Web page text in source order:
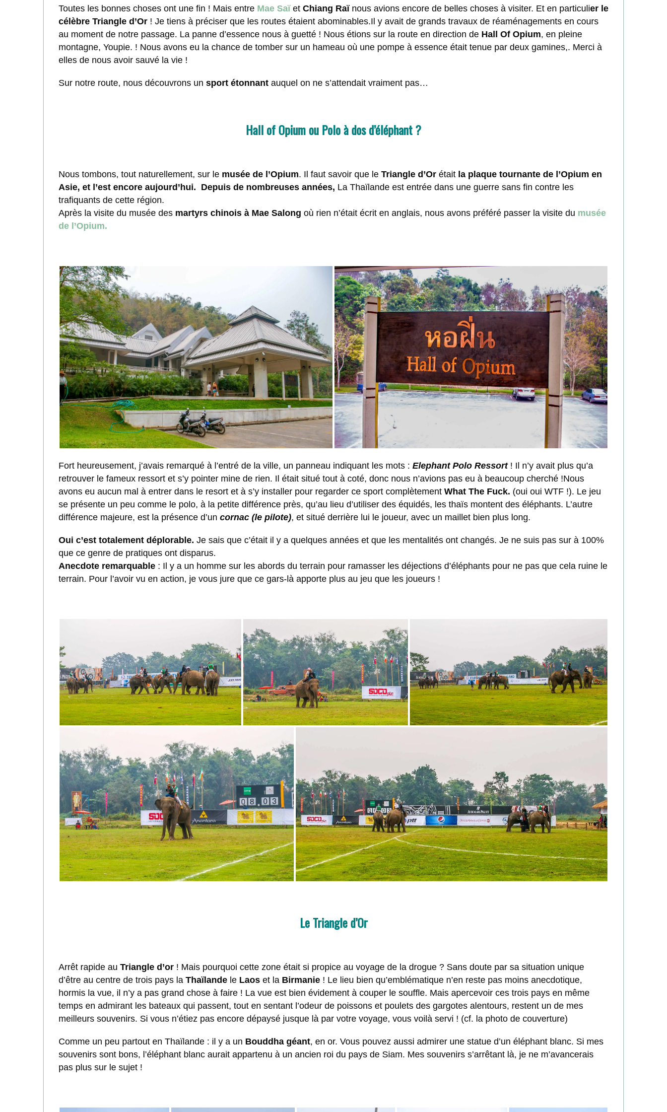
Toutes les bonnes choses ont une fin ! Mais entre Mae Saïet Chiang Raïnous avions encore de belles choses à visiter. Et en particulier le
célèbre Triangle d’Or ! Je tiens à préciser que les routes étaient abominables.Il y avait de grands travaux de réaménagements en cours
au moment de notre passage. La panne d’essence nous à guetté ! Nous étions sur la route en direction de Hall Of Opium, en pleine
montagne, Youpie. ! Nous avons eu la chance de tomber sur un hameau où une pompe à essence était tenue par deux gamines,. Merci à
elles de nous avoir sauvé la vie !
Sur notre route, nous découvrons un sport étonnant auquel on ne s’attendait vraiment pas…
Hall of Opium ou Polo à dos d’éléphant ?
Nous tombons, tout naturellement, sur le musée de l’Opium. Il faut savoir que le Triangle d’Or était la plaque tournante de l’Opium en
Asie, et l’est encore aujourd’hui. Depuis de nombreuses années, La Thaïlande est entrée dans une guerre sans fin contre les
trafiquants de cette région.
Après la visite du musée des martyrs chinois à Mae Salong où rien n’était écrit en anglais, nous avons préféré passer la visite du musée
de l’Opium.
Fort heureusement, j’avais remarqué à l’entré de la ville, un panneau indiquant les mots : Elephant Polo Ressort ! Il n’y avait plus qu’a
retrouver le fameux ressort et s’y pointer mine de rien. Il était situé tout à coté, donc nous n’avions pas eu à beaucoup cherché !Nous
avons eu aucun mal à entrer dans le resort et à s’y installer pour regarder ce sport complètement What The Fuck. (oui oui WTF !). Le jeu
se présente un peu comme le polo, à la petite différence près, qu’au lieu d’utiliser des équidés, les thaïs montent des éléphants. L’autre
différence majeure, est la présence d’un cornac (le pilote), et situé derrière lui le joueur, avec un maillet bien plus long.
Oui c’est totalement déplorable. Je sais que c’était il y a quelques années et que les mentalités ont changés. Je ne suis pas sur à 100%
que ce genre de pratiques ont disparus.
Anecdote remarquable : Il y a un homme sur les abords du terrain pour ramasser les déjections d’éléphants pour ne pas que cela ruine le
terrain. Pour l’avoir vu en action, je vous jure que ce gars-là apporte plus au jeu que les joueurs !
Le Triangle d’Or
Arrêt rapide au Triangle d’or ! Mais pourquoi cette zone était si propice au voyage de la drogue ? Sans doute par sa situation unique
d’être au centre de trois pays la Thaïlande le Laos et la Birmanie ! Le lieu bien qu’emblématique n’en reste pas moins anecdotique,
hormis la vue, il n’y a pas grand chose à faire ! La vue est bien évidement à couper le souffle. Mais apercevoir ces trois pays en même
temps en admirant les bateaux qui passent, tout en sentant l’odeur de poissons et poulets des gargotes alentours, restent un de mes
meilleurs souvenirs. Si vous n’étiez pas encore dépaysé jusque là par votre voyage, vous voilà servi ! (cf. la photo de couverture)
Comme un peu partout en Thaïlande : il y a un Bouddha géant, en or. Vous pouvez aussi admirer une statue d’un éléphant blanc. Si mes
souvenirs sont bons, l’éléphant blanc aurait appartenu à un ancien roi du pays de Siam. Mes souvenirs s’arrêtant là, je ne m’avancerais
pas plus sur le sujet !